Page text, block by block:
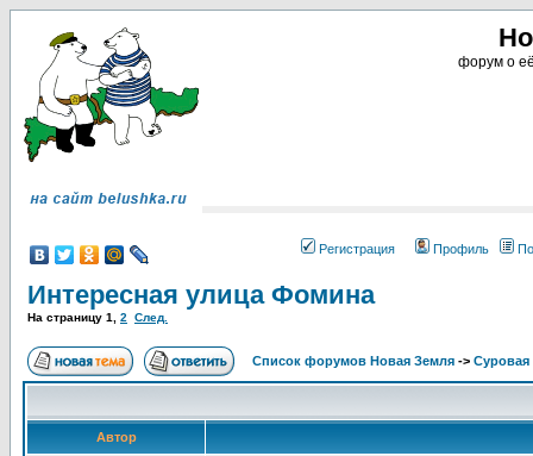
форум о
Регистрация Профиль
Интересная улица Фомина
На страницу 1 2 След.
Список форумов Новая Земля -> Суровая
Автор